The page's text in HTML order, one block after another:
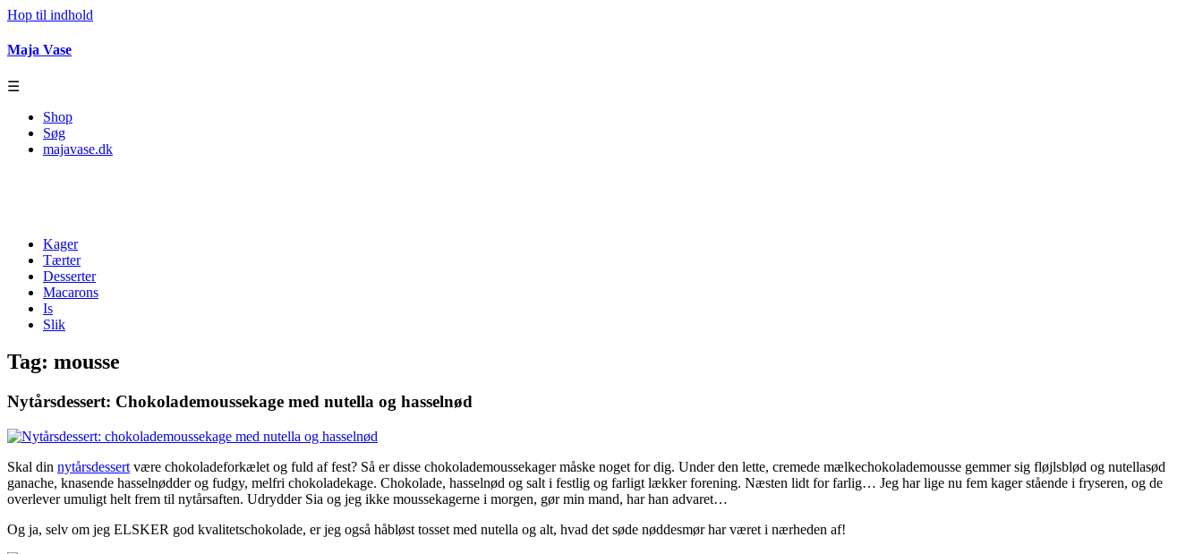
Hop til indhold
Maja Vase
☰
Shop
Søg
majavase.dk
Kager
Tærter
Desserter
Macarons
Is
Slik
Tag: mousse
Nytårsdessert: Chokolademoussekage med nutella og hasselnød
Skal din nytårsdessert være chokoladeforkælet og fuld af fest? Så er disse chokolademoussekager måske noget for dig. Under den lette, cremede mælkechokolademousse gemmer sig fløjlsblød og nutellasød
ganache, knasende hasselnødder og fudgy, melfri chokoladekage. Chokolade, hasselnød og salt i festlig og farligt lækker forening. Næsten lidt for farlig… Jeg har lige nu fem kager stående i fryseren, og de
overlever umuligt helt frem til nytårsaften. Udrydder Sia og jeg ikke moussekagerne i morgen, gør min mand, har han advaret…
Og ja, selv om jeg ELSKER god kvalitetschokolade, er jeg også håbløst tosset med nutella og alt, hvad det søde nøddesmør har været i nærheden af!